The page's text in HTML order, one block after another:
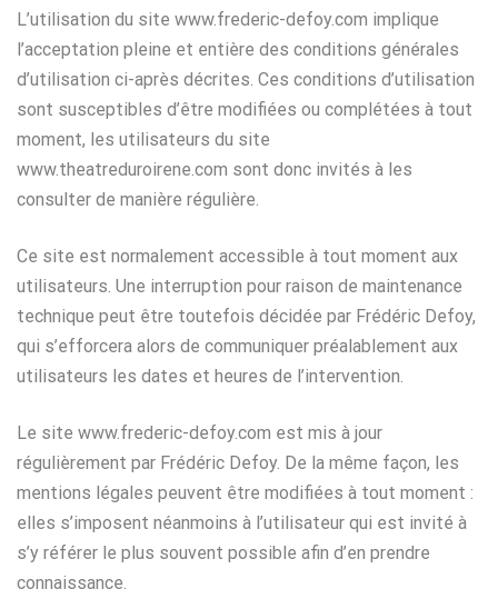
L’utilisation du site www.frederic-defoy.com implique
l’acceptation pleine et entière des conditions générales
d’utilisation ci-après décrites. Ces conditions d’utilisation
sont susceptibles d’être modifiées ou complétées à tout
moment, les utilisateurs du site
www.theatreduroirene.com sont donc invités à les
consulter de manière régulière.
Ce site est normalement accessible à tout moment aux
utilisateurs. Une interruption pour raison de maintenance
technique peut être toutefois décidée par Frédéric Defoy,
qui s’efforcera alors de communiquer préalablement aux
utilisateurs les dates et heures de l’intervention.
Le site www.frederic-defoy.com est mis à jour
régulièrement par Frédéric Defoy. De la même façon, les
mentions légales peuvent être modifiées à tout moment :
elles s’imposent néanmoins à l’utilisateur qui est invité à
s’y référer le plus souvent possible afin d’en prendre
connaissance.